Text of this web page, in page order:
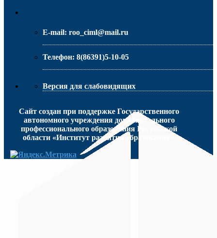
E-mail: roo_ciml@mail.ru
Телефон: 8(86391)5-10-05
Версия для слабовидящих
Сайт создан при поддержке Государственного
автономного учреждения дополнительного
профессионального образования Ростовской
области «Институт развития образования».